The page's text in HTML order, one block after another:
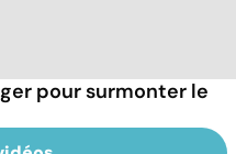
pour surmonter le